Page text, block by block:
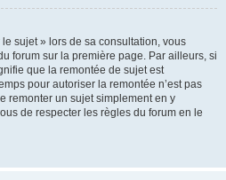
sujet » lors de sa consultation, vous
forum sur la première page. Par ailleurs, si
que la remontée de sujet est
pour autoriser la remontée n’est pas
remonter un sujet simplement en y
de respecter les règles du forum en le